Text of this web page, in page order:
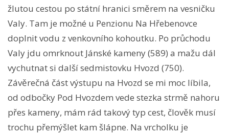
žlutou cestou po státní hranici směrem na vesničku
Valy. Tam je možné u Penzionu Na Hřebenovce
doplnit vodu z venkovního kohoutku. Po průchodu
Valy jdu omrknout Jánské kameny (589) a mažu dál
vychutnat si další sedmistovku Hvozd (750).
Závěrečná část výstupu na Hvozd se mi moc líbila,
od odbočky Pod Hvozdem vede stezka strmě nahoru
přes kameny, mám rád takový typ cest, člověk musí
trochu přemýšlet kam šlápne. Na vrcholku je